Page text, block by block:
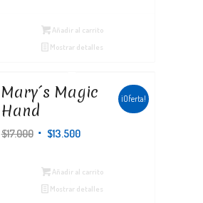
Añadir al carrito
Mostrar detalles
Mary´s Magic
Hand
$17.000
era:
$17.000.
$13.500El
¡Oferta!
Añadir al carrito
Mostrar detalles